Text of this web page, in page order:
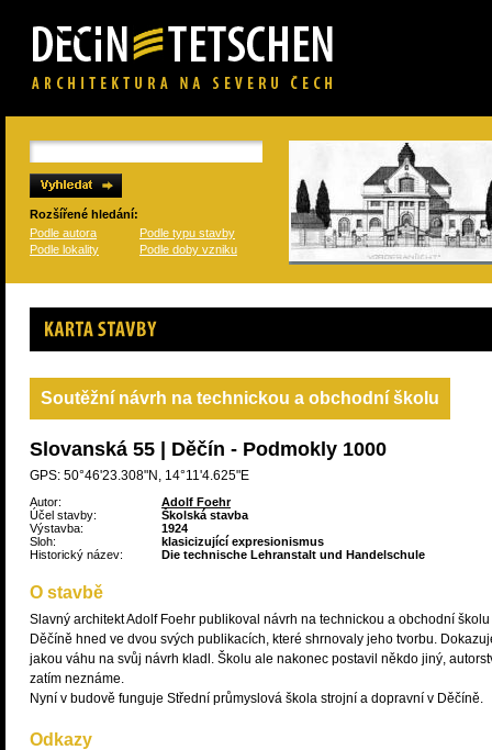
Rozšířené hledání:
Podle autora
Podle typu stavby
Podle lokality
Podle doby vzniku
Karta stavby
Soutěžní návrh na technickou a obchodní školu
Slovanská 55 | Děčín - Podmokly 1000
GPS: 50°46'23.308"N, 14°11'4.625"E
Autor:
Adolf Foehr
Účel stavby:
Školská stavba
Výstavba:
1924
Sloh:
klasicizující expresionismus
Historický název:
Die technische Lehranstalt und Handelschule
O stavbě
Slavný architekt Adolf Foehr publikoval návrh na technickou a obchodní školu
Děčíně hned ve dvou svých publikacích, které shrnovaly jeho tvorbu.
jakou váhu na svůj návrh kladl. Školu ale nakonec postavil někdo jiný,
zatím neznáme.
Nyní v budově funguje Střední průmyslová škola strojní a dopravní v Děčíně.
Odkazy